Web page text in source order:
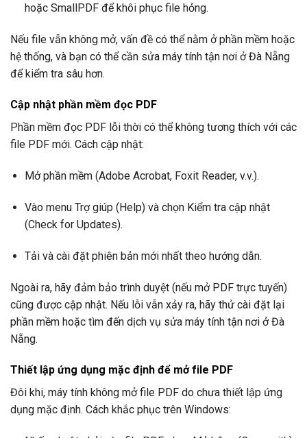
hoặc SmallPDF để khôi phục file hỏng.
Nếu file vẫn không mở, vấn đề có thể nằm ở phần mềm hoặc
hệ thống, và bạn có thể cần sửa máy tính tận nơi ở Đà Nẵng
để kiểm tra sâu hơn.
Cập nhật phần mềm đọc PDF
Phần mềm đọc PDF lỗi thời có thể không tương thích với các
file PDF mới. Cách cập nhật:
Mở phần mềm (Adobe Acrobat, Foxit Reader, v.v.).
Vào menu Trợ giúp (Help) và chọn Kiểm tra cập nhật
(Check for Updates).
Tải và cài đặt phiên bản mới nhất theo hướng dẫn.
Ngoài ra, hãy đảm bảo trình duyệt (nếu mở PDF trực tuyến)
cũng được cập nhật. Nếu lỗi vẫn xảy ra, hãy thử cài đặt lại
phần mềm hoặc tìm đến dịch vụ sửa máy tính tận nơi ở Đà
Nẵng.
Thiết lập ứng dụng mặc định để mở file PDF
Đôi khi, máy tính không mở file PDF do chưa thiết lập ứng
dụng mặc định. Cách khắc phục trên Windows: